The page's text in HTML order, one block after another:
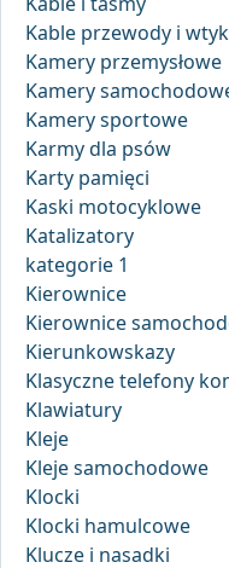
Kable przewody i
Kamery przemysłowe
Kamery
Kamery sportowe
Karmy dla psów
Karty pamięci
Kaski motocyklowe
Katalizatory
kategorie 1
Kierownice
Kierownice
Kierunkowskazy
Klasyczne telefony
Klawiatury
Kleje
Kleje samochodowe
Klocki
Klocki hamulcowe
Klucze i nasadki